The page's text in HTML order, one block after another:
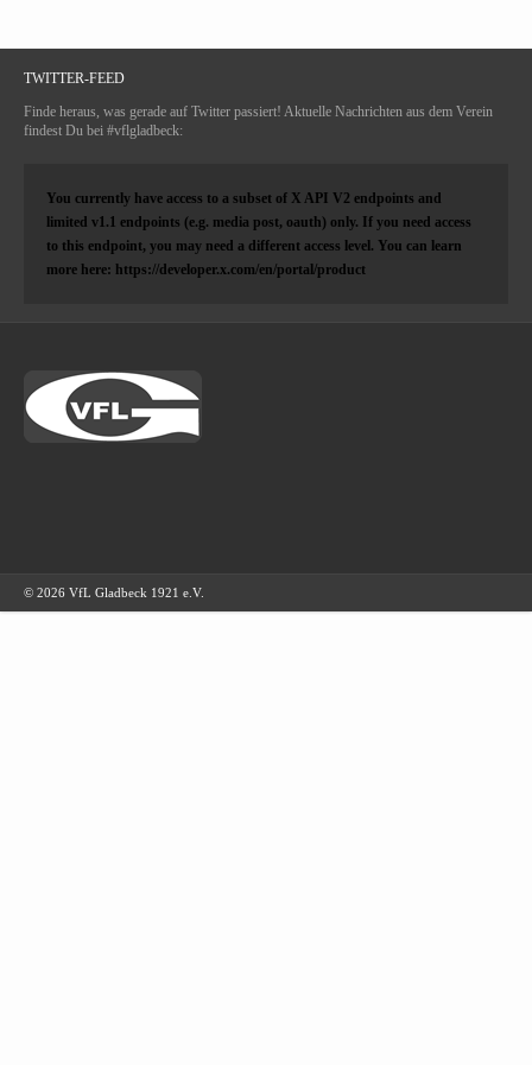
TWITTER-FEED
Finde heraus, was gerade auf Twitter passiert! Aktuelle Nachrichten aus dem Verein
findest Du bei #vflgladbeck:
You currently have access to a subset of X API V2 endpoints and
limited v1.1 endpoints (e.g. media post, oauth) only. If you need access
to this endpoint, you may need a different access level. You can learn
more here: https://developer.x.com/en/portal/product
© 2026 VfL Gladbeck 1921 e.V.